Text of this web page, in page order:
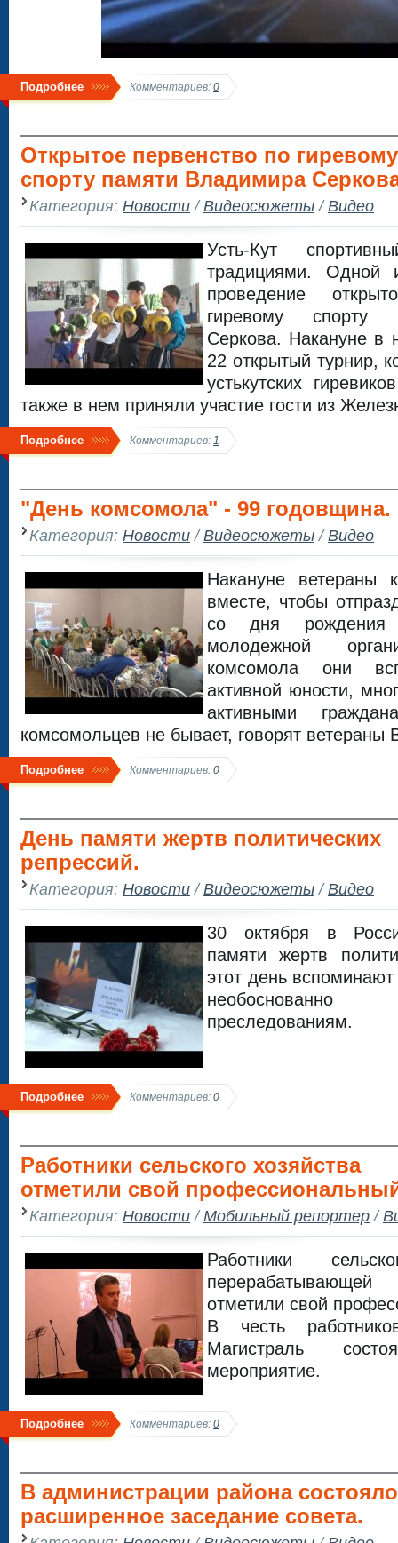
Подробнее Комментариев: 0
Открытое первенство по гиревому
спорту памяти Владимира
Категория: Новости/Видеосюжеты/Видео
Усть-Кут
традициями. Одной
проведение
гиревому спорту
Серкова. Накануне в
22 открытый турнир,
устькутских
также в нем приняли участие гости из
Подробнее Комментариев: 1
"День комсомола" - 99 годовщина.
Категория: Новости/Видеосюжеты/Видео
Накануне ветераны
вместе, чтобы
со дня рождения
молодежной
комсомола они
активной юности,
активными
комсомольцев не бывает, говорят
Подробнее Комментариев: 0
День памяти жертв политических
репрессий.
Категория: Новости/Видеосюжеты/Видео
30 октября в
памяти жертв
этот день
преследованиям.
Подробнее Комментариев: 0
Работники сельского хозяйства
отметили свой
Категория: Новости/Мобильный репортер/
Работники
отметили свой
В честь
Магистраль
мероприятие.
Подробнее Комментариев: 0
В администрации района
расширенное заседание совета.